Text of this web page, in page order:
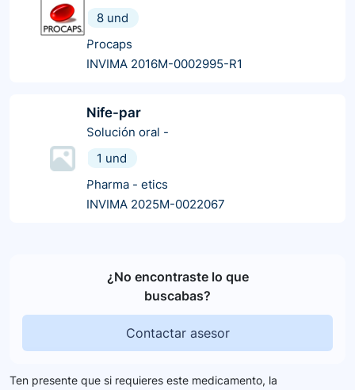
8 und
Procaps
INVIMA 2016M-0002995-R1
Nife-par
Solución oral -
1 und
Pharma - etics
INVIMA 2025M-0022067
¿No encontraste lo que
buscabas?
Contactar asesor
Ten presente que si requieres este medicamento, la